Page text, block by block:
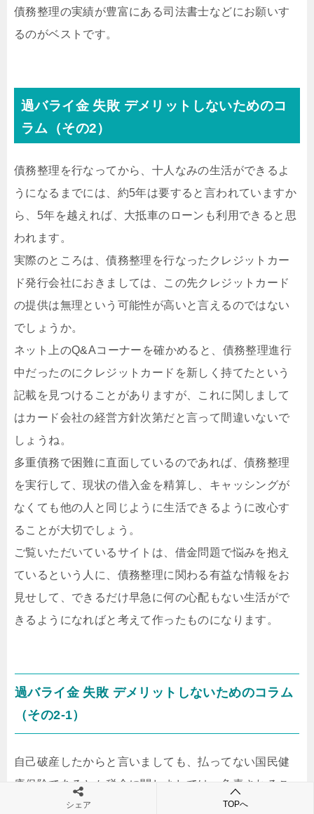
債務整理の実績が豊富にある司法書士などにお願いす
るのがベストです。
過バライ金 失敗 デメリットしないためのコ
ラム（その2）
債務整理を行なってから、十人なみの生活ができるよ
うになるまでには、約5年は要すると言われていますか
ら、5年を越えれば、大抵車のローンも利用できると思
われます。
実際のところは、債務整理を行なったクレジットカー
ド発行会社におきましては、この先クレジットカード
の提供は無理という可能性が高いと言えるのではない
でしょうか。
ネット上のQ&Aコーナーを確かめると、債務整理進行
中だったのにクレジットカードを新しく持てたという
記載を見つけることがありますが、これに関しまして
はカード会社の経営方針次第だと言って間違いないで
しょうね。
多重債務で困難に直面しているのであれば、債務整理
を実行して、現状の借入金を精算し、キャッシングが
なくても他の人と同じように生活できるように改心す
ることが大切でしょう。
ご覧いただいているサイトは、借金問題で悩みを抱え
ているという人に、債務整理に関わる有益な情報をお
見せして、できるだけ早急に何の心配もない生活がで
きるようになればと考えて作ったものになります。
過バライ金 失敗 デメリットしないためのコラム
（その2-1）
自己破産したからと言いましても、払ってない国民健
康保険であるとか税金に関しましては、免責されるこ
とはありません。それがあるので、国民健康保険や税
シェア TOPへ